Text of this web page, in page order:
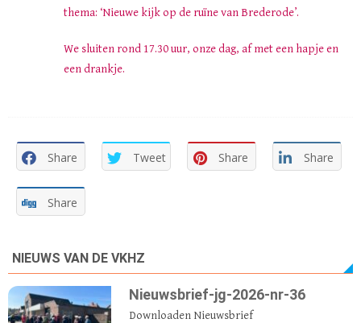
thema: ‘Nieuwe kijk op de ruïne van Brederode’.
We sluiten rond 17.30 uur, onze dag, af met een hapje en
een drankje.
Share Tweet Share Share
Share
NIEUWS VAN DE VKHZ
Nieuwsbrief-jg-2026-nr-36
Downloaden Nieuwsbrief